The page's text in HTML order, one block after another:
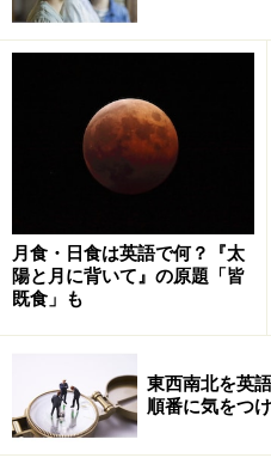
月食・日食は英語で何？『太
陽と月に背いて』の原題「皆
既食」も
東西南北を英
順番に気をつ